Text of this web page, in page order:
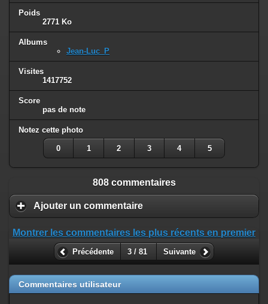
Poids
2771 Ko
Albums
Jean-Luc_P
Visites
1417752
Score
pas de note
Notez cette photo
0 1 2 3 4 5
808 commentaires
Ajouter un commentaire
Montrer les commentaires les plus récents en premier
Précédente 3 / 81 Suivante
Commentaires utilisateur